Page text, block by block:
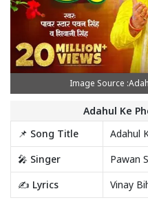
Image Source
Adahul Ke
📌 Song Title
Adahul
🎤 Singer
Pawan
✍️ Lyrics
Vinay